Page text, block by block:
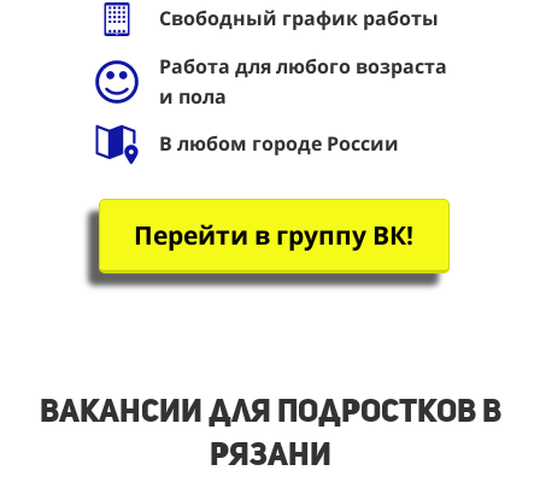
Свободный график работы
Работа для любого возраста
и пола
В любом городе России
Перейти в группу ВК!
Вакансии для подростков в
Рязани